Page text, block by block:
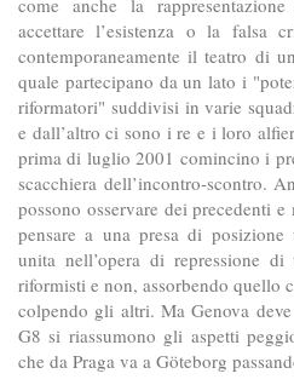
come anche la
accettare l’esistenza o la falsa
contemporaneamente il teatro di
quale partecipano da un lato i
riformatori" suddivisi in varie
e dall’altro ci sono i re e i loro
prima di luglio 2001 comincino i
scacchiera dell’incontro-scontro.
possono osservare dei precedenti
pensare a una presa di posizione
unita nell’opera di repressione
riformisti e non, assorbendo quello
colpendo gli altri. Ma Genova
G8 si riassumono gli aspetti
che da Praga va a Göteborg